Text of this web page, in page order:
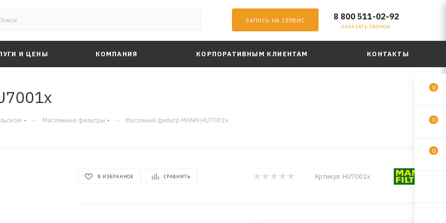
ЗАПИСЬ НА СЕРВИС 8 800 511-02-92
ЗАКАЗАТЬ ЗВОНОК
И ЦЕНЫ КОМПАНИЯ КОРПОРАТИВНЫМ КЛИЕНТАМ КОНТАКТЫ
— Маслянные фильтры — Масляный фильтр MANN HU7001x
В ИЗБРАННОЕ СРАВНИТЬ Артикул: HU7001x
0
0
0